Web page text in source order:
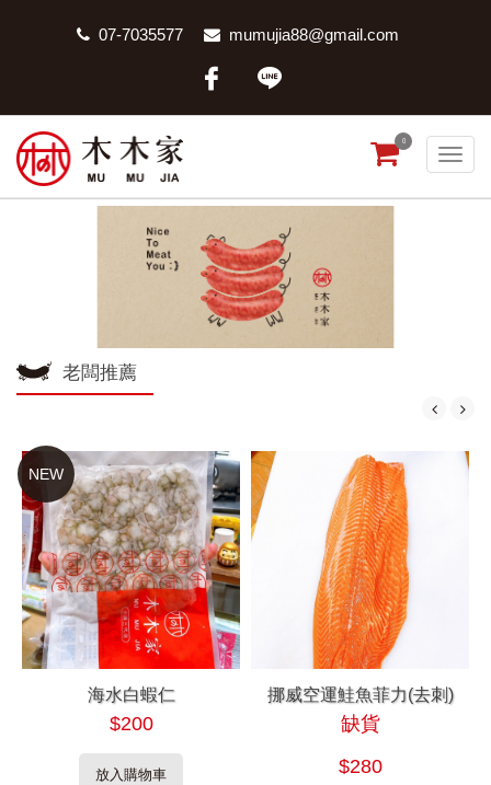
07-7035577 mumujia88@gmail.com
0
老闆推薦
NEW
海水白蝦仁
$200
放入購物車
挪威空運鮭魚菲力(去刺)
缺貨
$280